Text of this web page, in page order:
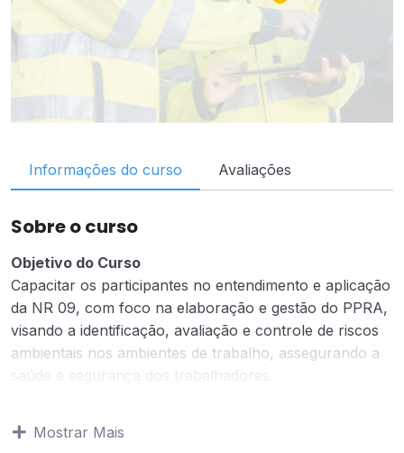
Informações do curso Avaliações
Sobre o curso
Objetivo do Curso
Capacitar os participantes no entendimento e aplicação
da NR 09, com foco na elaboração e gestão do PPRA,
visando a identificação, avaliação e controle de riscos
ambientais nos ambientes de trabalho, assegurando a
saúde e segurança dos trabalhadores.
TODAS AS ETAPAS DO CURSO (AS ETAPAS
Mostrar Mais